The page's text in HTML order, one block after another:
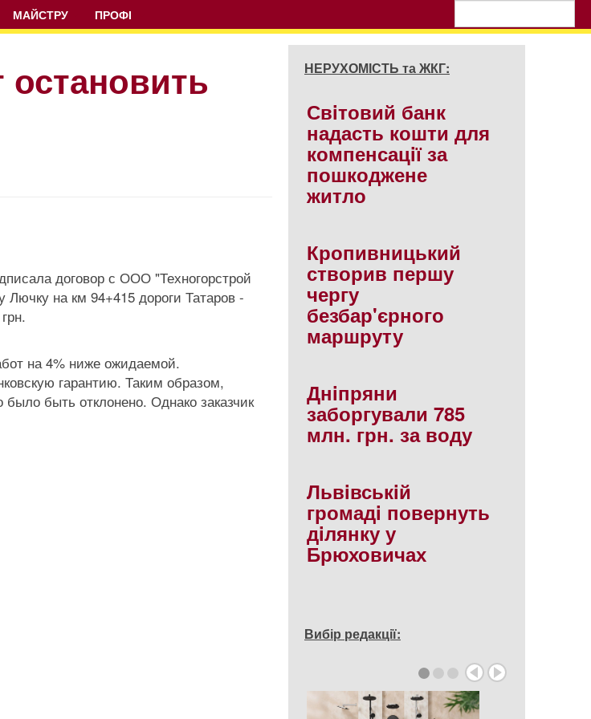
МАЙСТРУ ПРОФІ
остановить
договор с ООО "Техногорстрой
Лючку на км 94+415 дороги Татаров -
на 4% ниже ожидаемой.
гарантию. Таким образом,
быть отклонено. Однако заказчик
НЕРУХОМІСТЬ та ЖКГ:
Свiтовий банк
надасть кошти для
компенсацiї за
пошкоджене
житло
Кропивницький
створив першу
чергу
безбар'єрного
маршруту
Днiпряни
заборгували 785
млн. грн. за воду
Львiвськiй
громадi повернуть
дiлянку у
Брюховичах
Вибір редакції: